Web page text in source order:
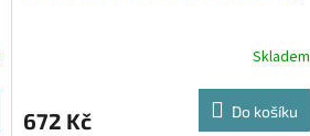
Skladem
672 Kč Do košíku